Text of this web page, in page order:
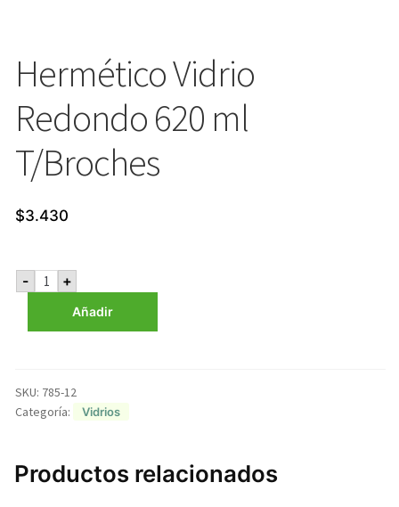
Hermético Vidrio
Redondo 620 ml
T/Broches
$3.430
- Hermético
Vidrio
Redondo
ml
+
Añadir
SKU: 785-12
Categoría:
Vidrios
Productos relacionados